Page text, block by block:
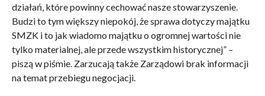
działań, które powinny cechować nasze stowarzyszenie.
Budzi to tym większy niepokój, że sprawa dotyczy majątku
SMZK i to jak wiadomo majątku o ogromnej wartości nie
tylko materialnej, ale przede wszystkim historycznej” –
piszą w piśmie. Zarzucają także Zarządowi brak informacji
na temat przebiegu negocjacji.